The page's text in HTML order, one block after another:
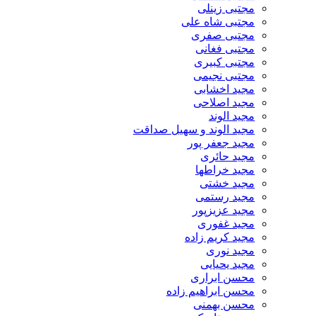
مجتبی زینلی
مجتبی شاه علی
مجتبی صفری
مجتبی فغانی
مجتبی کبیری
مجتبی نجیمی
مجید اخشابی
مجید اصلاحی
مجید الوند‎
مجید الوند و سهیل صداقت
مجید جعفر پور
مجید حائری
مجید خراطها
مجید خشتی
مجید رستمی
مجید عزیزپور
مجید غفوری
مجید کریم زاده
مجید نوری
مجید یحیایی
محسن ابراری
محسن ابراهیم زاده
محسن بهمنی